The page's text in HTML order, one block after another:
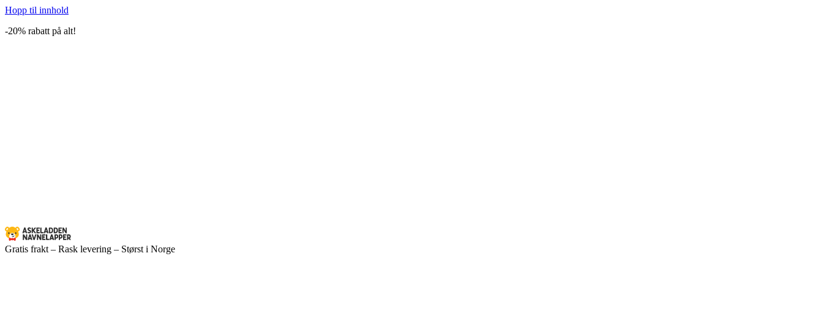
Hopp til innhold
-20% rabatt på alt!
Gratis frakt – Rask levering – Størst i Norge